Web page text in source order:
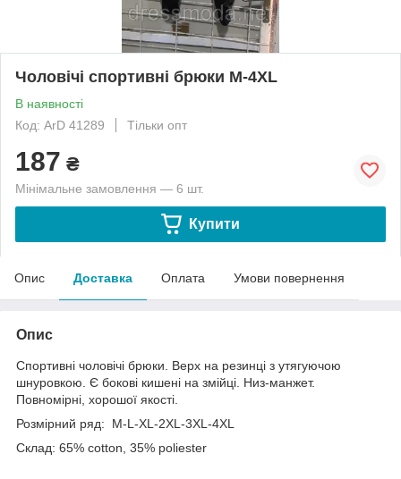
Чоловічі спортивні брюки М-4XL
В наявності
Код: ArD 41289
Тільки опт
187 ₴
Мінімальне замовлення — 6 шт.
Купити
Опис Доставка Оплата Умови повернення
Опис
Спортивні чоловічі брюки. Верх на резинці з утягуючою
шнуровкою. Є бокові кишені на змійці. Низ-манжет.
Повномірні, хорошої якості.
Розмірний ряд: M-L-XL-2XL-3XL-4XL
Склад: 65% cotton, 35% poliester